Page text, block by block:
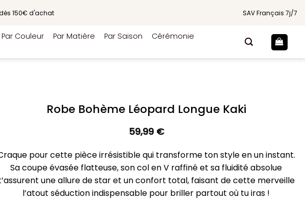
150€ d'achat SAV Français 7j/7
Par Couleur Par Matière Par Saison Cérémonie
Robe Bohème Léopard Longue Kaki
59,99 €
pour cette pièce irrésistible qui transforme ton style en un instant.
Sa coupe évasée flatteuse, son col en V raffiné et sa fluidité absolue
une allure de star et un confort total, faisant de cette merveille
l’atout séduction indispensable pour briller partout où tu iras !